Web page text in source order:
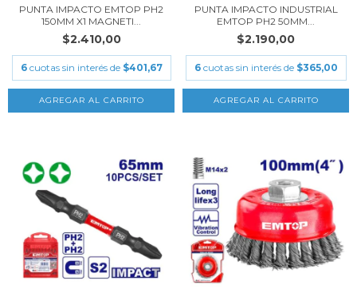
PUNTA IMPACTO EMTOP PH2
150MM X1 MAGNETI...
$2.410,00
6 cuotas sin interés de $401,67
PUNTA IMPACTO INDUSTRIAL
EMTOP PH2 50MM...
$2.190,00
6 cuotas sin interés de $365,00